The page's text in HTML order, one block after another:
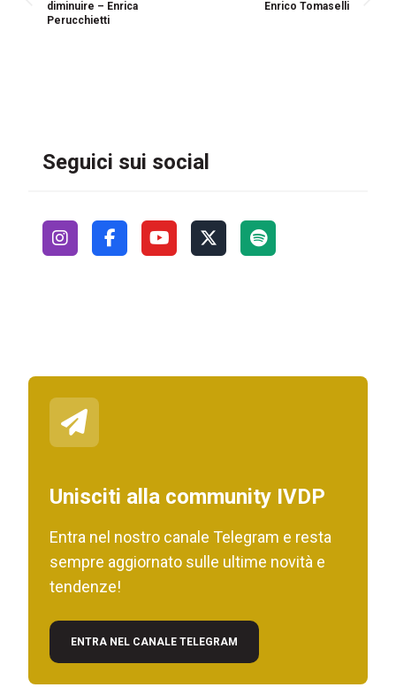
diminuire – Enrica
Perucchietti
Enrico Tomaselli
Seguici sui social
Unisciti alla community IVDP
Entra nel nostro canale Telegram e resta
sempre aggiornato sulle ultime novità e
tendenze!
ENTRA NEL CANALE TELEGRAM